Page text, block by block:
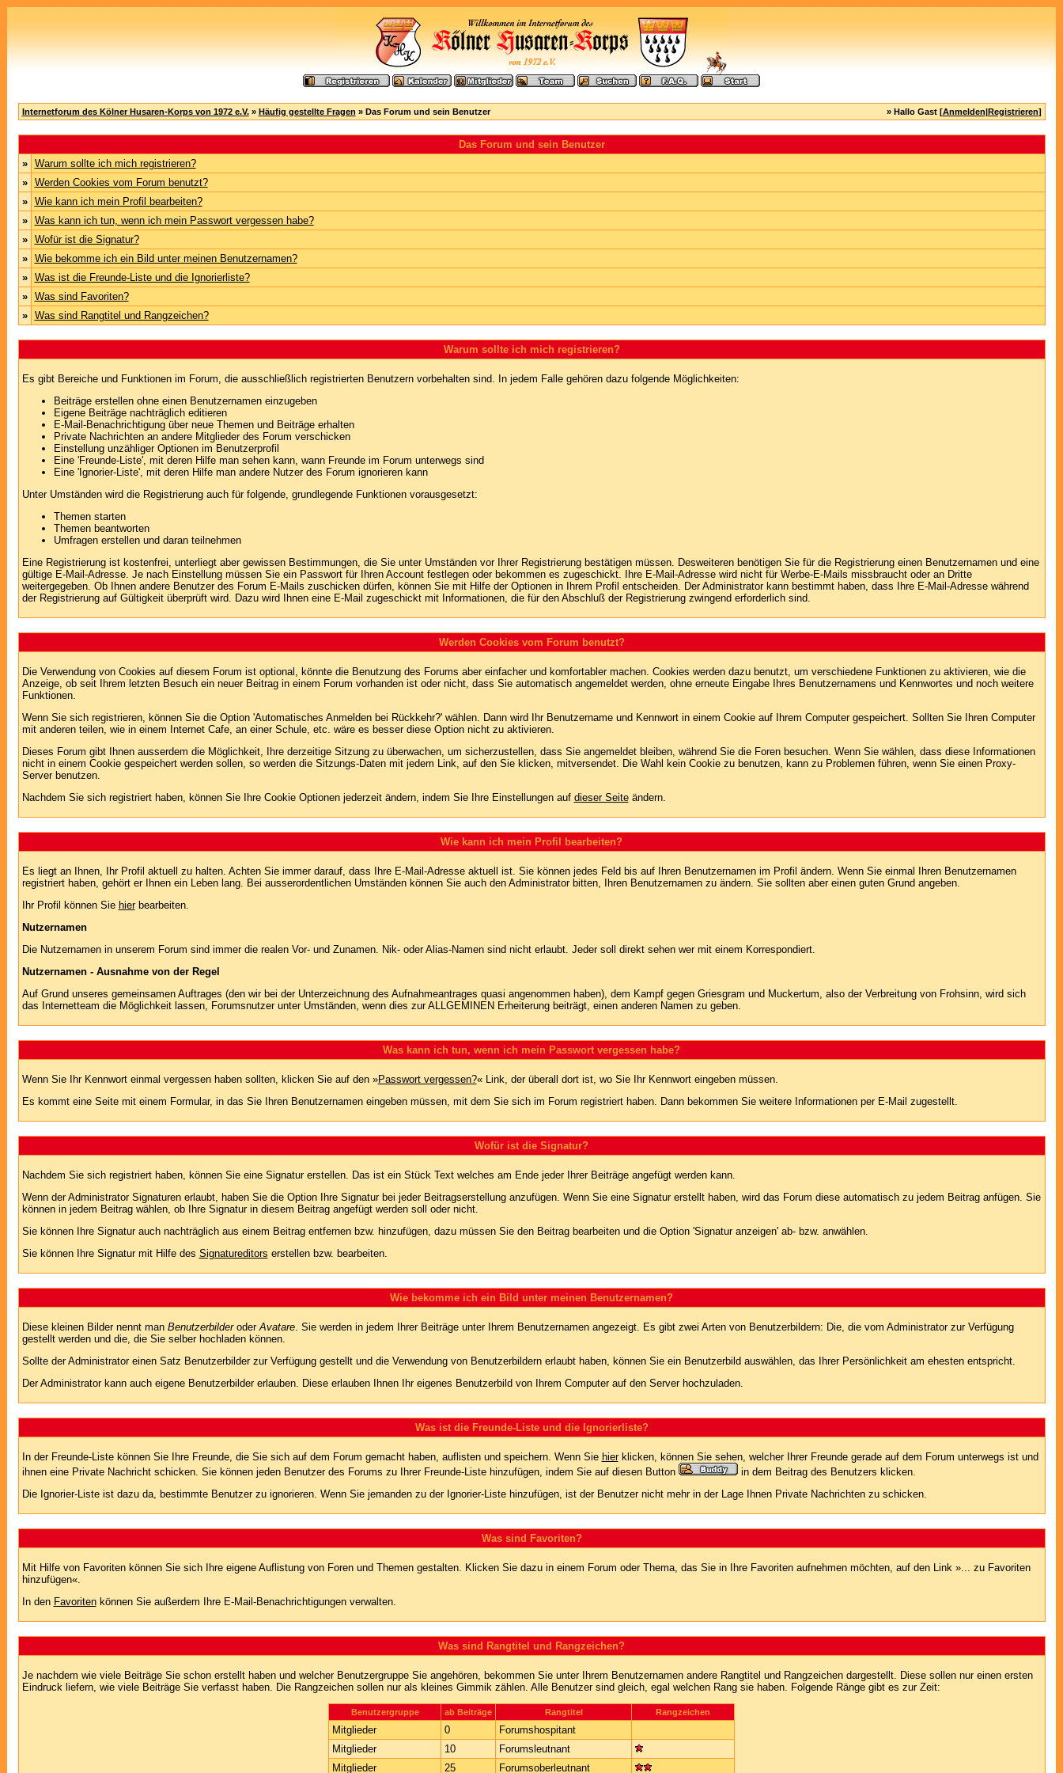
Internetforum des Kölner Husaren-Korps von 1972 e.V.» Häufig gestellte Fragen » Das Forum und sein Benutzer » Hallo Gast [Anmelden|Registrieren]
Das Forum und sein Benutzer
»
Warum sollte ich mich registrieren?
»
Werden Cookies vom Forum benutzt?
»
Wie kann ich mein Profil bearbeiten?
»
Was kann ich tun, wenn ich mein Passwort vergessen habe?
»
Wofür ist die Signatur?
»
Wie bekomme ich ein Bild unter meinen Benutzernamen?
»
Was ist die Freunde-Liste und die Ignorierliste?
»
Was sind Favoriten?
»
Was sind Rangtitel und Rangzeichen?
Warum sollte ich mich registrieren?
Es gibt Bereiche und Funktionen im Forum, die ausschließlich registrierten Benutzern vorbehalten sind. In jedem Falle gehören dazu folgende Möglichkeiten:
Beiträge erstellen ohne einen Benutzernamen einzugeben
Eigene Beiträge nachträglich editieren
E-Mail-Benachrichtigung über neue Themen und Beiträge erhalten
Private Nachrichten an andere Mitglieder des Forum verschicken
Einstellung unzähliger Optionen im Benutzerprofil
Eine 'Freunde-Liste', mit deren Hilfe man sehen kann, wann Freunde im Forum unterwegs sind
Eine 'Ignorier-Liste', mit deren Hilfe man andere Nutzer des Forum ignorieren kann
Unter Umständen wird die Registrierung auch für folgende, grundlegende Funktionen vorausgesetzt:
Themen starten
Themen beantworten
Umfragen erstellen und daran teilnehmen
Eine Registrierung ist kostenfrei, unterliegt aber gewissen Bestimmungen, die Sie unter Umständen vor Ihrer Registrierung bestätigen müssen. Desweiteren benötigen Sie für die Registrierung einen Benutzernamen und eine
gültige E-Mail-Adresse. Je nach Einstellung müssen Sie ein Passwort für Ihren Account festlegen oder bekommen es zugeschickt. Ihre E-Mail-Adresse wird nicht für Werbe-E-Mails missbraucht oder an Dritte
weitergegeben. Ob Ihnen andere Benutzer des Forum E-Mails zuschicken dürfen, können Sie mit Hilfe der Optionen in Ihrem Profil entscheiden. Der Administrator kann bestimmt haben, dass Ihre E-Mail-Adresse während
der Registrierung auf Gültigkeit überprüft wird. Dazu wird Ihnen eine E-Mail zugeschickt mit Informationen, die für den Abschluß der Registrierung zwingend erforderlich sind.
Werden Cookies vom Forum benutzt?
Die Verwendung von Cookies auf diesem Forum ist optional, könnte die Benutzung des Forums aber einfacher und komfortabler machen. Cookies werden dazu benutzt, um verschiedene Funktionen zu aktivieren, wie die
Anzeige, ob seit Ihrem letzten Besuch ein neuer Beitrag in einem Forum vorhanden ist oder nicht, dass Sie automatisch angemeldet werden, ohne erneute Eingabe Ihres Benutzernamens und Kennwortes und noch weitere
Funktionen.
Wenn Sie sich registrieren, können Sie die Option 'Automatisches Anmelden bei Rückkehr?' wählen. Dann wird Ihr Benutzername und Kennwort in einem Cookie auf Ihrem Computer gespeichert. Sollten Sie Ihren Computer
mit anderen teilen, wie in einem Internet Cafe, an einer Schule, etc. wäre es besser diese Option nicht zu aktivieren.
Dieses Forum gibt Ihnen ausserdem die Möglichkeit, Ihre derzeitige Sitzung zu überwachen, um sicherzustellen, dass Sie angemeldet bleiben, während Sie die Foren besuchen. Wenn Sie wählen, dass diese Informationen
nicht in einem Cookie gespeichert werden sollen, so werden die Sitzungs-Daten mit jedem Link, auf den Sie klicken, mitversendet. Die Wahl kein Cookie zu benutzen, kann zu Problemen führen, wenn Sie einen Proxy-
Server benutzen.
Nachdem Sie sich registriert haben, können Sie Ihre Cookie Optionen jederzeit ändern, indem Sie Ihre Einstellungen auf dieser Seiteändern.
Wie kann ich mein Profil bearbeiten?
Es liegt an Ihnen, Ihr Profil aktuell zu halten. Achten Sie immer darauf, dass Ihre E-Mail-Adresse aktuell ist. Sie können jedes Feld bis auf Ihren Benutzernamen im Profil ändern. Wenn Sie einmal Ihren Benutzernamen
registriert haben, gehört er Ihnen ein Leben lang. Bei ausserordentlichen Umständen können Sie auch den Administrator bitten, Ihren Benutzernamen zu ändern. Sie sollten aber einen guten Grund angeben.
Ihr Profil können Sie hierbearbeiten.
Nutzernamen
Die Nutzernamen in unserem Forum sind immer die realen Vor- und Zunamen. Nik- oder Alias-Namen sind nicht erlaubt. Jeder soll direkt sehen wer mit einem Korrespondiert.
Nutzernamen - Ausnahme von der Regel
Auf Grund unseres gemeinsamen Auftrages (den wir bei der Unterzeichnung des Aufnahmeantrages quasi angenommen haben), dem Kampf gegen Griesgram und Muckertum, also der Verbreitung von Frohsinn, wird sich
das Internetteam die Möglichkeit lassen, Forumsnutzer unter Umständen, wenn dies zur ALLGEMINEN Erheiterung beiträgt, einen anderen Namen zu geben.
Was kann ich tun, wenn ich mein Passwort vergessen habe?
Wenn Sie Ihr Kennwort einmal vergessen haben sollten, klicken Sie auf den »Passwort vergessen?« Link, der überall dort ist, wo Sie Ihr Kennwort eingeben müssen.
Es kommt eine Seite mit einem Formular, in das Sie Ihren Benutzernamen eingeben müssen, mit dem Sie sich im Forum registriert haben. Dann bekommen Sie weitere Informationen per E-Mail zugestellt.
Wofür ist die Signatur?
Nachdem Sie sich registriert haben, können Sie eine Signatur erstellen. Das ist ein Stück Text welches am Ende jeder Ihrer Beiträge angefügt werden kann.
Wenn der Administrator Signaturen erlaubt, haben Sie die Option Ihre Signatur bei jeder Beitragserstellung anzufügen. Wenn Sie eine Signatur erstellt haben, wird das Forum diese automatisch zu jedem Beitrag anfügen. Sie
können in jedem Beitrag wählen, ob Ihre Signatur in diesem Beitrag angefügt werden soll oder nicht.
Sie können Ihre Signatur auch nachträglich aus einem Beitrag entfernen bzw. hinzufügen, dazu müssen Sie den Beitrag bearbeiten und die Option 'Signatur anzeigen' ab- bzw. anwählen.
Sie können Ihre Signatur mit Hilfe des Signatureditors erstellen bzw. bearbeiten.
Wie bekomme ich ein Bild unter meinen Benutzernamen?
Diese kleinen Bilder nennt man BenutzerbilderoderAvatare. Sie werden in jedem Ihrer Beiträge unter Ihrem Benutzernamen angezeigt. Es gibt zwei Arten von Benutzerbildern: Die, die vom Administrator zur Verfügung
gestellt werden und die, die Sie selber hochladen können.
Sollte der Administrator einen Satz Benutzerbilder zur Verfügung gestellt und die Verwendung von Benutzerbildern erlaubt haben, können Sie ein Benutzerbild auswählen, das Ihrer Persönlichkeit am ehesten entspricht.
Der Administrator kann auch eigene Benutzerbilder erlauben. Diese erlauben Ihnen Ihr eigenes Benutzerbild von Ihrem Computer auf den Server hochzuladen.
Was ist die Freunde-Liste und die Ignorierliste?
In der Freunde-Liste können Sie Ihre Freunde, die Sie sich auf dem Forum gemacht haben, auflisten und speichern. Wenn Sie hierklicken, können Sie sehen, welcher Ihrer Freunde gerade auf dem Forum unterwegs ist und
ihnen eine Private Nachricht schicken. Sie können jeden Benutzer des Forums zu Ihrer Freunde-Liste hinzufügen, indem Sie auf diesen Button
in dem Beitrag des Benutzers klicken.
Die Ignorier-Liste ist dazu da, bestimmte Benutzer zu ignorieren. Wenn Sie jemanden zu der Ignorier-Liste hinzufügen, ist der Benutzer nicht mehr in der Lage Ihnen Private Nachrichten zu schicken.
Was sind Favoriten?
Mit Hilfe von Favoriten können Sie sich Ihre eigene Auflistung von Foren und Themen gestalten. Klicken Sie dazu in einem Forum oder Thema, das Sie in Ihre Favoriten aufnehmen möchten, auf den Link »... zu Favoriten
hinzufügen«.
In den Favoritenkönnen Sie außerdem Ihre E-Mail-Benachrichtigungen verwalten.
Was sind Rangtitel und Rangzeichen?
Je nachdem wie viele Beiträge Sie schon erstellt haben und welcher Benutzergruppe Sie angehören, bekommen Sie unter Ihrem Benutzernamen andere Rangtitel und Rangzeichen dargestellt. Diese sollen nur einen ersten
Eindruck liefern, wie viele Beiträge Sie verfasst haben. Die Rangzeichen sollen nur als kleines Gimmik zählen. Alle Benutzer sind gleich, egal welchen Rang sie haben. Folgende Ränge gibt es zur Zeit:
Benutzergruppe ab Beiträge Rangtitel Rangzeichen
Mitglieder 0
Forumshospitant
Mitglieder
10
Forumsleutnant
Mitglieder
25 Forumsoberleutnant